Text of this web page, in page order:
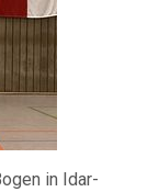
in Idar-